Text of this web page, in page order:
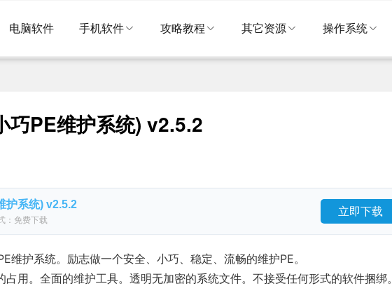
电脑软件 手机软件 攻略教程 其它资源 操作系统
巧PE维护系统) v2.5.2
护系统) v2.5.2
：免费下载
立即下载
维护系统。励志做一个安全、小巧、稳定、流畅的维护PE。
用。全面的维护工具。透明无加密的系统文件。不接受任何形式的软件捆绑。